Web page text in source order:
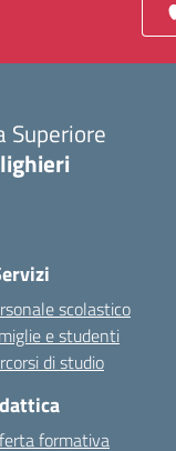
Superiore
scolastico
e studenti
di studio
formativa